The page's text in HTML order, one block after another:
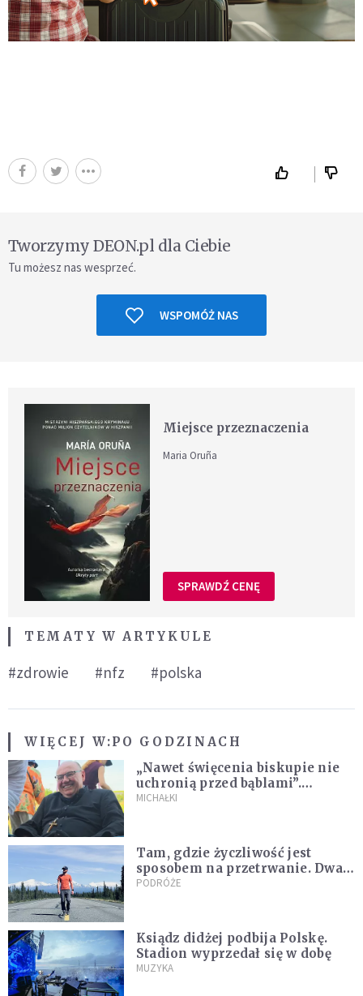
Tworzymy DEON.pl dla Ciebie
Tu możesz nas wesprzeć.
WSPOMÓŻ NAS
Miejsce przeznaczenia
Maria Oruña
SPRAWDŹ CENĘ
TEMATY W ARTYKULE
#zdrowie #nfz #polska
WIĘCEJ W:PO GODZINACH
„Nawet święcenia biskupie nie
uchronią przed bąblami”.
Archidiecezja pokazała
MICHAŁKI
Tam, gdzie życzliwość jest
sposobem na przetrwanie. Dwa
tygodnie na Alasce [REPORTAŻ]
PODRÓŻE
Ksiądz didżej podbija Polskę.
Stadion wyprzedał się w dobę
MUZYKA